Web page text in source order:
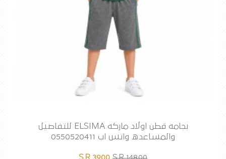
بجامه قطن اولاد ماركه ELSIMA للتفاصيل
والمساعده واتس اب 0550520411